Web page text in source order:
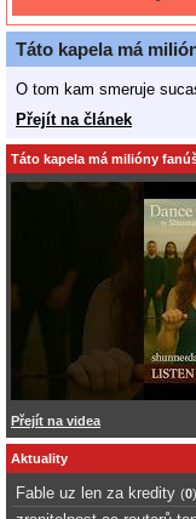
Táto kapela má
O tom kam smeruje
Přejít na článek
Táto kapela má milióny
Přejít na videa
Aktuality
Fable uz len za kredity (0)